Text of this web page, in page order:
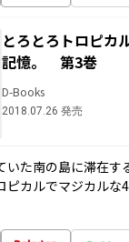
とろとろトロピ
記憶。 第3巻
D-Books
2018.07.26 発売
いた南の島に滞在す
ピカルでマジカルな